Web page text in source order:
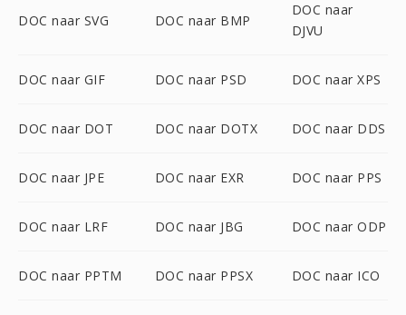
DOC naar SVG DOC naar BMP
DOC naar
DJVU
DOC naar GIF DOC naar PSD DOC naar XPS
DOC naar DOT DOC naar DOTX DOC naar DDS
DOC naar JPE DOC naar EXR DOC naar PPS
DOC naar LRF DOC naar JBG DOC naar ODP
DOC naar PPTM DOC naar PPSX DOC naar ICO